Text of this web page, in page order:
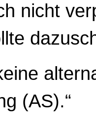
nicht
(AS).“